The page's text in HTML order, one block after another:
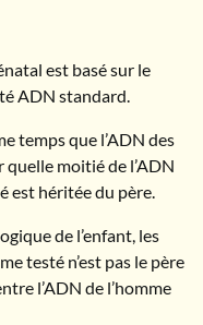
est basé sur le
ADN standard.
temps que l’ADN des
moitié de l’ADN
est héritée du père.
de l’enfant, les
testé n’est pas le père
l’ADN de l’homme